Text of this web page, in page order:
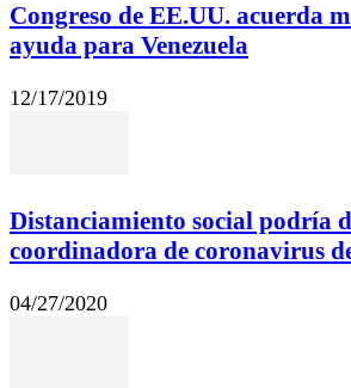
Congreso de EE.UU. acuerda
ayuda para Venezuela
12/17/2019
Distanciamiento social podría
coordinadora de coronavirus
04/27/2020